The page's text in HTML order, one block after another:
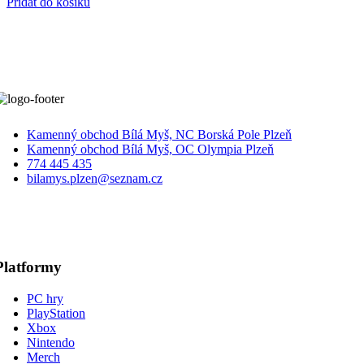
Kamenný obchod Bílá Myš, NC Borská Pole Plzeň
Kamenný obchod Bílá Myš, OC Olympia Plzeň
774 445 435
bilamys.plzen@seznam.cz
PC hry
PlayStation
Xbox
Nintendo
Merch